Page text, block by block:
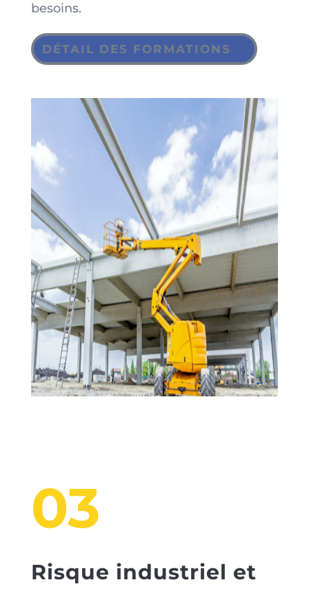
besoins.
DÉTAIL DES FORMATIONS
03
Risque industriel et